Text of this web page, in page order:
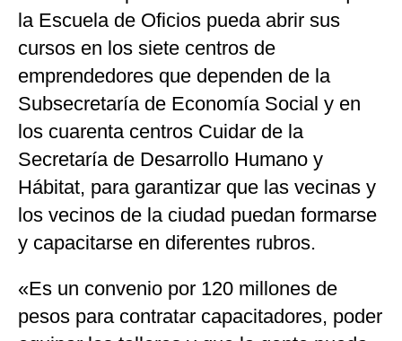
la Escuela de Oficios pueda abrir sus
cursos en los siete centros de
emprendedores que dependen de la
Subsecretaría de Economía Social y en
los cuarenta centros Cuidar de la
Secretaría de Desarrollo Humano y
Hábitat, para garantizar que las vecinas y
los vecinos de la ciudad puedan formarse
y capacitarse en diferentes rubros.
«Es un convenio por 120 millones de
pesos para contratar capacitadores, poder